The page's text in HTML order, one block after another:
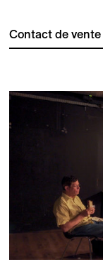
Contact de vente